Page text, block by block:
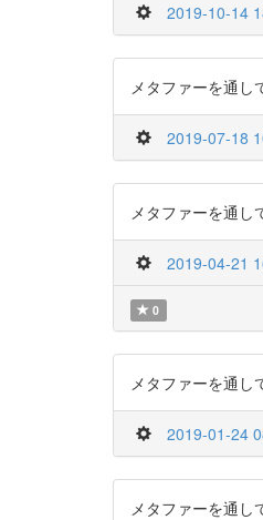
2019-10-14
メタファーを通し
2019-07-18
メタファーを通し
2019-04-21
0
メタファーを通し
2019-01-24
メタファーを通し